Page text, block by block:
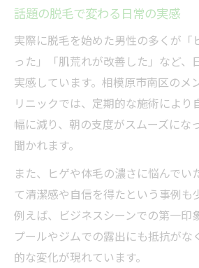
話題の脱毛で変わる日常の実感
実際に脱毛を始めた男性の多くが「
った」「肌荒れが改善した」など、
実感しています。相模原市南区のメ
リニックでは、定期的な施術により
幅に減り、朝の支度がスムーズにな
聞かれます。
また、ヒゲや体毛の濃さに悩んでい
て清潔感や自信を得たという事例も
例えば、ビジネスシーンでの第一印
プールやジムでの露出にも抵抗がな
的な変化が現れています。